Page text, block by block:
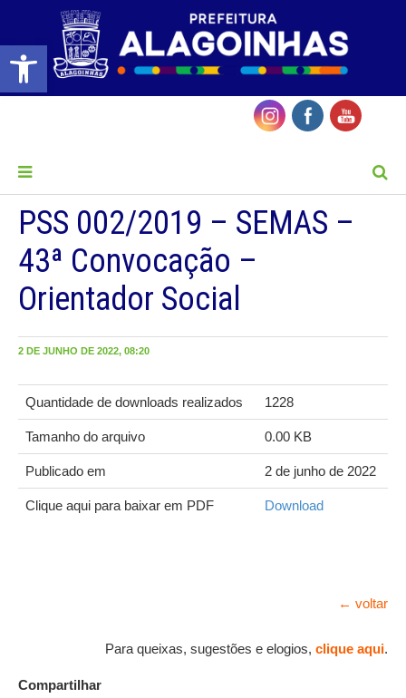
PSS 002/2019 – SEMAS –
43ª Convocação –
Orientador Social
2 DE JUNHO DE 2022, 08:20
Quantidade de downloads realizados 1228
Tamanho do arquivo 0.00 KB
Publicado em 2 de junho de 2022
Clique aqui para baixar em PDF Download
← voltar
Para queixas, sugestões e elogios, clique aqui.
Compartilhar
Barra de Ferramentas Aberta